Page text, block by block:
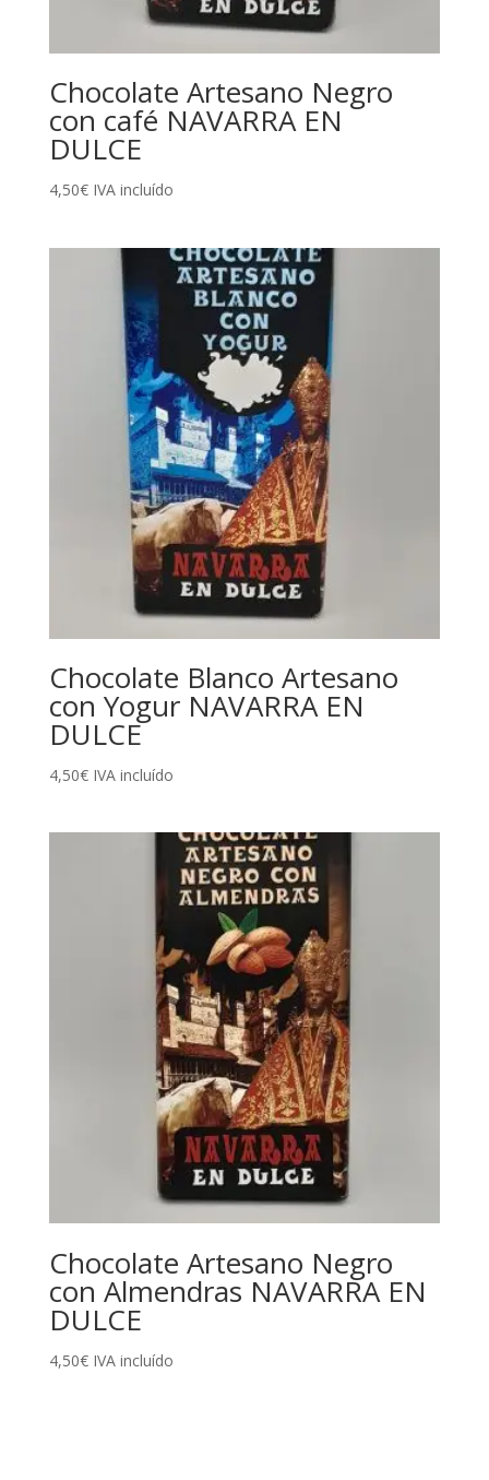
Chocolate Artesano Negro
con café NAVARRA EN
DULCE
4,50€ IVA incluído
Chocolate Blanco Artesano
con Yogur NAVARRA EN
DULCE
4,50€ IVA incluído
Chocolate Artesano Negro
con Almendras NAVARRA EN
DULCE
4,50€ IVA incluído